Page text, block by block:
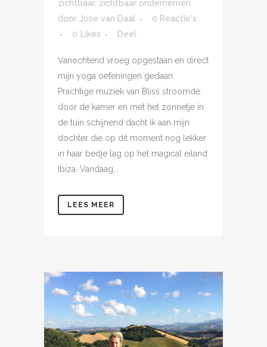
zichtbaar, zichtbaar ondernemen
door Jose van Daal
0 Reactie's
0
Likes Deel
Vanochtend vroeg opgestaan en direct
mijn yoga oefeningen gedaan.
Prachtige muziek van Bliss stroomde
door de kamer en met het zonnetje in
de tuin schijnend dacht ik aan mijn
dochter die op dit moment nog lekker
in haar bedje lag op het magical eiland
Ibiza. Vandaag...
LEES MEER